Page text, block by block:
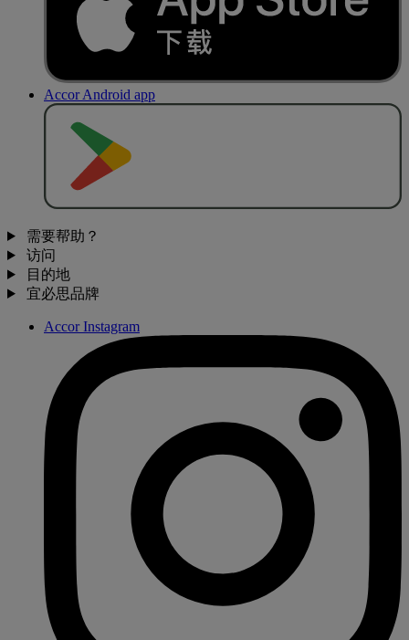
Accor Android app
需要帮助？
访问
目的地
宜必思品牌
Accor Instagram